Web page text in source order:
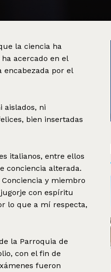
la ciencia ha
acercado en el
encabezada por el
aislados, ni
bien insertadas
italianos, entre ellos
conciencia alterada.
y miembro
con espíritu
lo que a mí respecta,
la Parroquia de
con el fin de
fueron